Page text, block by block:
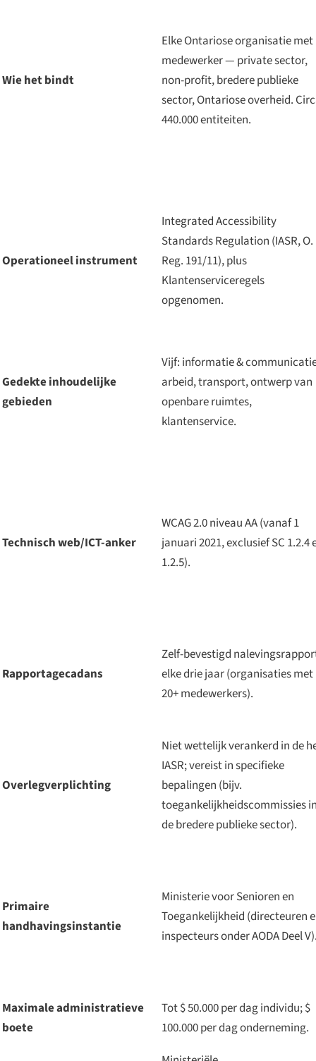
Wie het bindt
Elke Ontariose organisatie met
medewerker — private sector,
non-profit, bredere publieke
sector, Ontariose overheid.
440.000 entiteiten.
Operationeel instrument
Integrated Accessibility
Standards Regulation (IASR, O.
Reg. 191/11), plus
Klantenserviceregels
opgenomen.
Gedekte inhoudelijke
gebieden
Vijf: informatie &
arbeid, transport, ontwerp van
openbare ruimtes,
klantenservice.
Technisch web/ICT-anker
WCAG 2.0 niveau AA (vanaf 1
januari 2021, exclusief SC 1.2.4
1.2.5).
Rapportagecadans
Zelf-bevestigd
elke drie jaar (organisaties met
20+ medewerkers).
Overlegverplichting
Niet wettelijk verankerd in de
IASR; vereist in specifieke
bepalingen (bijv.
toegankelijkheidscommissies
de bredere publieke sector).
Primaire
handhavingsinstantie
Ministerie voor Senioren en
Toegankelijkheid (directeuren
inspecteurs onder AODA Deel
Maximale administratieve
boete
Tot $ 50.000 per dag individu; $
100.000 per dag onderneming.